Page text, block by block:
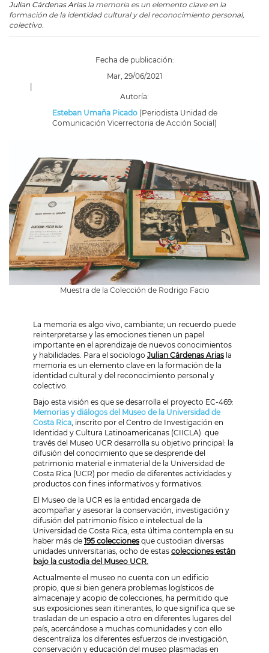
Julian Cárdenas Ariasla memoria es un elemento clave en la
formación de la identidad cultural y del reconocimiento personal,
colectivo.
Fecha de publicación:
Mar, 29/06/2021
|
Autoría:
Esteban Umaña Picado(Periodista Unidad de
Comunicación Vicerrectoria de Acción Social)
Muestra de la Colección de Rodrigo Facio
La memoria es algo vivo, cambiante; un recuerdo puede
reinterpretarse y las emociones tienen un papel
importante en el aprendizaje de nuevos conocimientos
y habilidades. Para el sociologo Julian Cárdenas Arias la
memoria es un elemento clave en la formación de la
identidad cultural y del reconocimiento personal y
colectivo.
Bajo esta visión es que se desarrolla el proyecto EC-469:
Memorias y diálogos del Museo de la Universidad de
Costa Rica, inscrito por el Centro de Investigación en
Identidad y Cultura Latinoamericanas (CIICLA) que
través del Museo UCR desarrolla su objetivo principal: la
difusión del conocimiento que se desprende del
patrimonio material e inmaterial de la Universidad de
Costa Rica (UCR) por medio de diferentes actividades y
productos con fines informativos y formativos.
El Museo de la UCR es la entidad encargada de
acompañar y asesorar la conservación, investigación y
difusión del patrimonio físico e intelectual de la
Universidad de Costa Rica, esta última contempla en su
haber más de 195 colecciones que custodian diversas
unidades universitarias, ocho de estas colecciones están
bajo la custodia del Museo UCR.
Actualmente el museo no cuenta con un edificio
propio, que si bien genera problemas logísticos de
almacenaje y acopio de colecciones, ha permitido que
sus exposiciones sean itinerantes, lo que significa que se
trasladan de un espacio a otro en diferentes lugares del
país, acercándose a muchas comunidades y con ello
descentraliza los diferentes esfuerzos de investigación,
conservación y educación del museo plasmadas en